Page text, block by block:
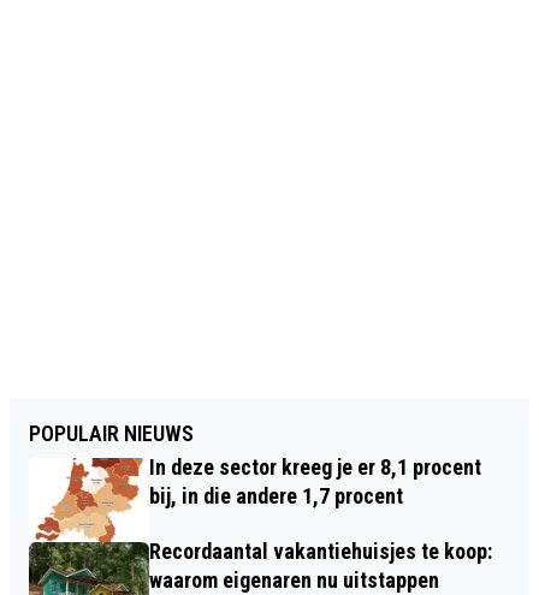
POPULAIR NIEUWS
In deze sector kreeg je er 8,1 procent
bij, in die andere 1,7 procent
Recordaantal vakantiehuisjes te koop:
waarom eigenaren nu uitstappen